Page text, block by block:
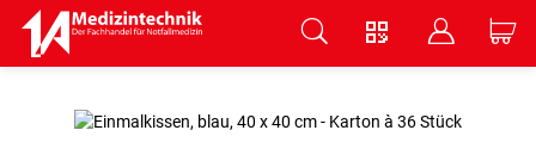
V B C